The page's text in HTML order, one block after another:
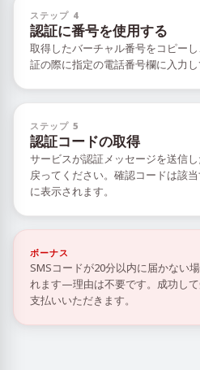
ステップ 4
認証に番号を使用する
取得したバーチャル番号をコピー
証の際に指定の電話番号欄に入力し
ステップ 5
認証コードの取得
サービスが認証メッセージを送信
戻ってください。確認コードは該
に表示されます。
ボーナス
SMSコードが20分以内に届かない
れます—理由は不要です。成功し
支払いいただきます。